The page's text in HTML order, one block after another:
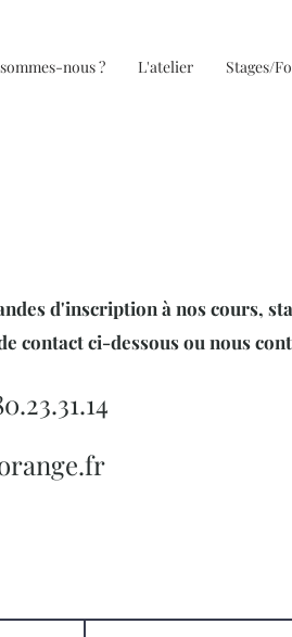
nous ? L'atelier Stages/
d'inscription à nos cours,
contact ci-dessous ou nous